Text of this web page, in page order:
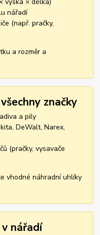
nářadí
(např. pračky,
a rozměr a
značky
a pily
DeWalt, Narex,
(pračky, vysavače
vhodné náhradní uhlíky
nářadí